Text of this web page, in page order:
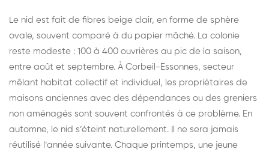
Le nid est fait de fibres beige clair, en forme de sphère
ovale, souvent comparé à du papier mâché. La colonie
reste modeste : 100 à 400 ouvrières au pic de la saison,
entre août et septembre. À Corbeil-Essonnes, secteur
mêlant habitat collectif et individuel, les propriétaires de
maisons anciennes avec des dépendances ou des greniers
non aménagés sont souvent confrontés à ce problème. En
automne, le nid s’éteint naturellement. Il ne sera jamais
réutilisé l’année suivante. Chaque printemps, une jeune